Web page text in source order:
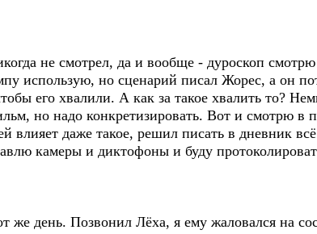
не смотрел, да и вообще - дуроскоп
использую, но сценарий писал Жорес, а он
его хвалили. А как за такое хвалить то?
но надо конкретизировать. Вот и смотрю в
влияет даже такое, решил писать в дневник
камеры и диктофоны и буду
же день. Позвонил Лёха, я ему жаловался на